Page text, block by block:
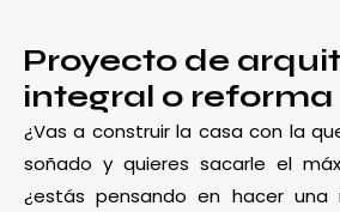
Proyecto de
integral o reforma
¿Vas a construir la casa con la
soñado y quieres sacarle el
¿estás pensando en hacer una